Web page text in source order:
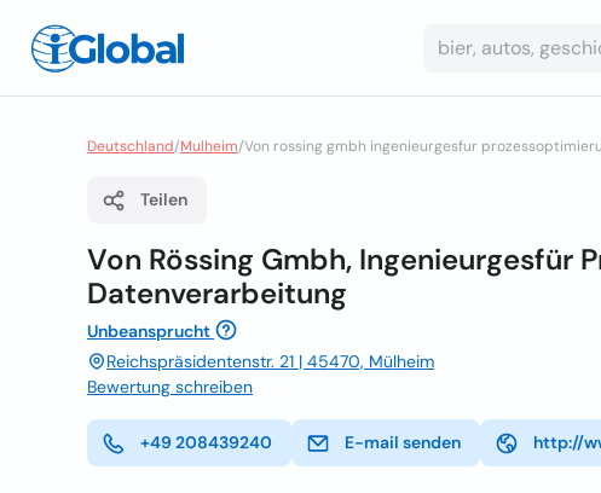
Deutschland/Mulheim/Von rossing gmbh ingenieurgesfur
Teilen
Von Rössing Gmbh, Ingenieurgesfür
Datenverarbeitung
Unbeansprucht
Reichspräsidentenstr. 21 | 45470, Mülheim
Bewertung schreiben
+49 208439240 E-mail senden http://